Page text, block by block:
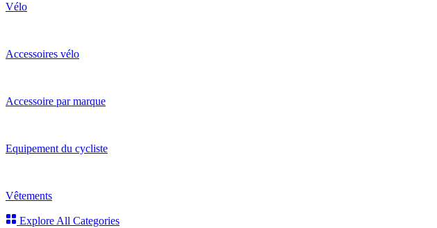
Vélo
Accessoires vélo
Accessoire par marque
Equipement du cycliste
Vêtements
Explore All Categories